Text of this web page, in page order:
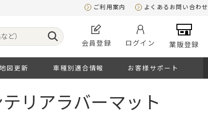
ご利用案内 よくあるお問い合わせ
会員登録 ログイン 業販登録
図更新 車種別適合情報 お客様サポート
リアラバーマット